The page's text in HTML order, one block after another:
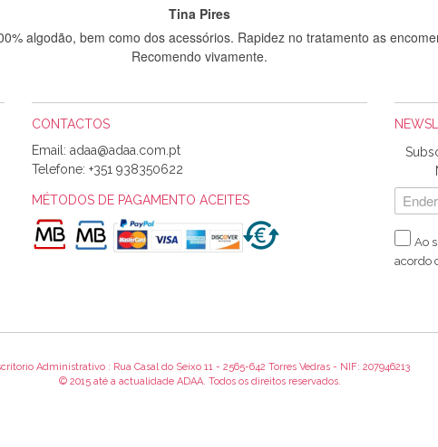
Tina Pires
algodão, bem como dos acessórios. Rapidez no tratamento as
Recomendo vivamente.
Sílvia Maria Bernardino Mestre
Informo que recebi hoje a encomenda, gostei muito dos tecidos.
Rosa Medeiros
acondicionados. Estou plenamente satisfeita com os produtos
Futuramente penso voltar a comprar na vossa loja, têm
Alexandra Morais
CONTACTOS
Email:
Telefone: +351 938350622
MÉTODOS DE PAGAMENTO ACEITES
Ao
acordo
Administrativo : Rua Casal do Seixo 11 - 2565-642 Torres Vedras - NIF: 207946213
© 2015 até a actualidade ADAA. Todos os direitos reservados.